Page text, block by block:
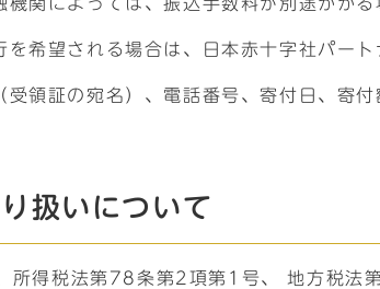
を希望される場合は、日本赤十字社パ
受領証の宛名）、電話番号、寄付日、寄
扱いについて
所得税法第78条第2項第1号、 地方税